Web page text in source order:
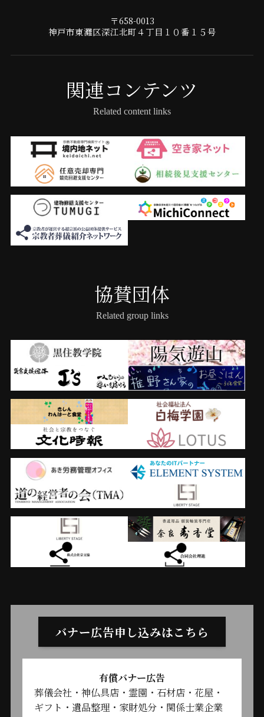
〒658-0013
神戸市東灘区深江北町４丁目１０番１５号
関連コンテンツ
Related content links
協賛団体
Related group links
バナー広告申し込みはこちら
有償バナー広告
葬儀会社・神仏具店・霊園・石材店・花屋・
ギフト・遺品整理・家財処分・関係士業企業